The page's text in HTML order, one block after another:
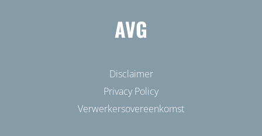
AVG
Disclaimer
Privacy Policy
Verwerkersovereenkomst